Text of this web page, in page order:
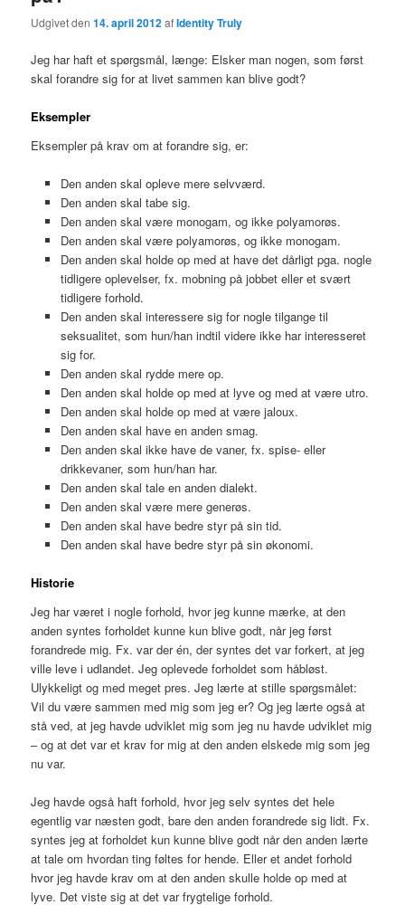
Udgivet den14. april 2012afIdentity Truly
Jeg har haft et spørgsmål, længe: Elsker man nogen, som først
skal forandre sig for at livet sammen kan blive godt?
Eksempler
Eksempler på krav om at forandre sig, er:
Den anden skal opleve mere selvværd.
Den anden skal tabe sig.
Den anden skal være monogam, og ikke polyamorøs.
Den anden skal være polyamorøs, og ikke monogam.
Den anden skal holde op med at have det dårligt pga. nogle
tidligere oplevelser, fx. mobning på jobbet eller et svært
tidligere forhold.
Den anden skal interessere sig for nogle tilgange til
seksualitet, som hun/han indtil videre ikke har interesseret
sig for.
Den anden skal rydde mere op.
Den anden skal holde op med at lyve og med at være utro.
Den anden skal holde op med at være jaloux.
Den anden skal have en anden smag.
Den anden skal ikke have de vaner, fx. spise- eller
drikkevaner, som hun/han har.
Den anden skal tale en anden dialekt.
Den anden skal være mere generøs.
Den anden skal have bedre styr på sin tid.
Den anden skal have bedre styr på sin økonomi.
Historie
Jeg har været i nogle forhold, hvor jeg kunne mærke, at den
anden syntes forholdet kunne kun blive godt, når jeg først
forandrede mig. Fx. var der én, der syntes det var forkert, at jeg
ville leve i udlandet. Jeg oplevede forholdet som håbløst.
Ulykkeligt og med meget pres. Jeg lærte at stille spørgsmålet:
Vil du være sammen med mig som jeg er? Og jeg lærte også at
stå ved, at jeg havde udviklet mig som jeg nu havde udviklet mig
– og at det var et krav for mig at den anden elskede mig som jeg
nu var.
Jeg havde også haft forhold, hvor jeg selv syntes det hele
egentlig var næsten godt, bare den anden forandrede sig lidt. Fx.
syntes jeg at forholdet kun kunne blive godt når den anden lærte
at tale om hvordan ting føltes for hende. Eller et andet forhold
hvor jeg havde krav om at den anden skulle holde op med at
lyve. Det viste sig at det var frygtelige forhold.